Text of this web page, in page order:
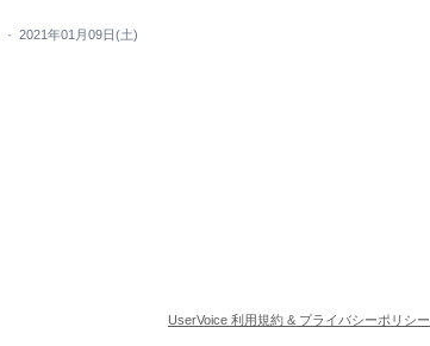
· 2021年01月09日(土)
UserVoice 利用規約 & プライバシーポリシー